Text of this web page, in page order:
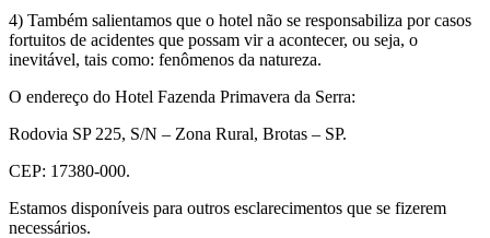
4) Também salientamos que o hotel não se responsabiliza por casos
fortuitos de acidentes que possam vir a acontecer, ou seja, o
inevitável, tais como: fenômenos da natureza.
O endereço do Hotel Fazenda Primavera da Serra:
Rodovia SP 225, S/N – Zona Rural, Brotas – SP.
CEP: 17380-000.
Estamos disponíveis para outros esclarecimentos que se fizerem
necessários.